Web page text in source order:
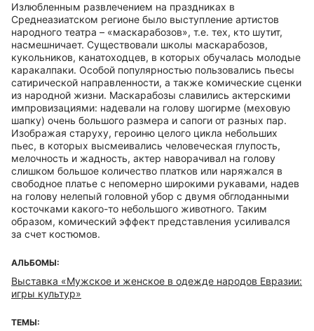
Излюбленным развлечением на праздниках в
Среднеазиатском регионе было выступление артистов
народного театра – «маскарабозов», т.е. тех, кто шутит,
насмешничает. Существовали школы маскарабозов,
кукольников, канатоходцев, в которых обучалась молодые
каракалпаки. Особой популярностью пользовались пьесы
сатирической направленности, а также комические сценки
из народной жизни. Маскарабозы славились актерскими
импровизациями: надевали на голову шогирме (меховую
шапку) очень большого размера и сапоги от разных пар.
Изображая старуху, героиню целого цикла небольших
пьес, в которых высмеивались человеческая глупость,
мелочность и жадность, актер наворачивал на голову
слишком большое количество платков или наряжался в
свободное платье с непомерно широкими рукавами, надев
на голову нелепый головной убор с двумя обглоданными
косточками какого-то небольшого животного. Таким
образом, комический эффект представления усиливался
за счет костюмов.
АЛЬБОМЫ:
Выставка «Мужское и женское в одежде народов Евразии:
игры культур»
ТЕМЫ: